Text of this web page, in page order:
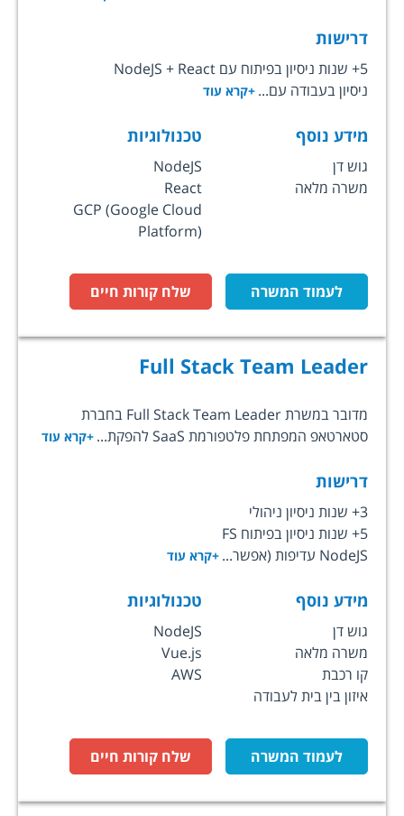
דרישות
5+ שנות ניסיון בפיתוח עם NodeJS + React
ניסיון בעבודה עם... +קרא עוד
מידע נוסף
גוש דן
משרה מלאה
טכנולוגיות
NodeJS
React
GCP (Google Cloud
Platform)
לעמוד המשרה שלח קורות חיים
Full Stack Team Leader
מדובר במשרת Full Stack Team Leader בחברת
סטארטאפ המפתחת פלטפורמת SaaS להפקת...
+קרא עוד
דרישות
3+ שנות ניסיון ניהולי
5+ שנות ניסיון בפיתוח FS
NodeJS עדיפות (אפשר...
+קרא עוד
מידע נוסף
גוש דן
משרה מלאה
קו רכבת
איזון בין בית לעבודה
טכנולוגיות
NodeJS
Vue.js
AWS
לעמוד המשרה שלח קורות חיים